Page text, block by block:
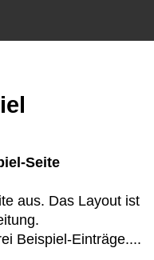
Seite
aus. Das Layout ist
Beispiel-Einträge....